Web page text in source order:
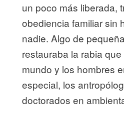
un poco más liberada,
obediencia familiar sin
nadie. Algo de
restauraba la rabia
mundo y los hombres
especial, los
doctorados en